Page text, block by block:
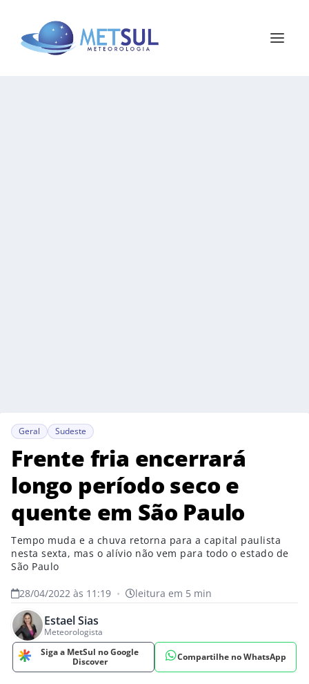
Geral Sudeste
Frente fria encerrará
longo período seco e
quente em São Paulo
Tempo muda e a chuva retorna para a capital paulista
nesta sexta, mas o alívio não vem para todo o estado de
São Paulo
28/04/2022 às 11:19 • leitura em 5 min
Estael Sias
Meteorologista
Siga a MetSul no Google
Discover
Compartilhe no WhatsApp